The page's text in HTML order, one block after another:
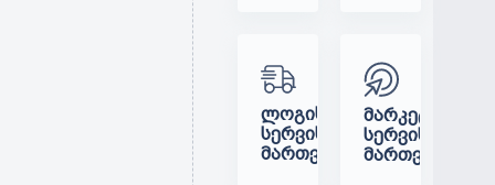
ᲚᲝᲒᲘᲡᲢᲘᲙᲣᲠᲘ
ᲡᲔᲠᲕᲘᲡᲔᲑᲘᲡ
ᲛᲐᲠᲗᲕᲐ
ᲡᲔᲠᲕᲘᲡᲔᲑᲘᲡ
ᲛᲐᲠᲗᲕᲐ